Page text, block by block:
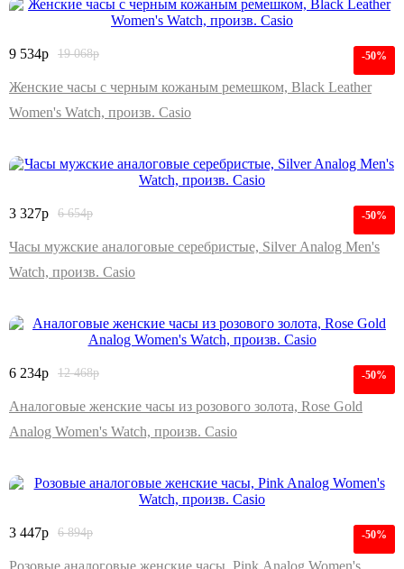
-50%
9 534р 19 068р
Женские часы с черным кожаным ремешком, Black Leather
Women's Watch, произв. Casio
-50%
3 327р 6 654р
Часы мужские аналоговые серебристые, Silver Analog Men's
Watch, произв. Casio
-50%
6 234р 12 468р
Аналоговые женские часы из розового золота, Rose Gold
Analog Women's Watch, произв. Casio
-50%
3 447р 6 894р